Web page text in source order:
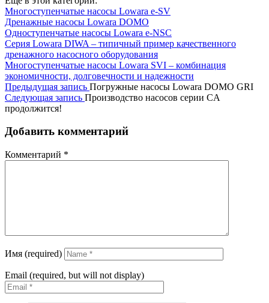
Многоступенчатые насосы Lowara e-SV
Дренажные насосы Lowara DOMO
Одноступенчатые насосы Lowara e-NSC
Серия Lowara DIWA – типичный пример качественного
дренажного насосного оборудования
Многоступенчатые насосы Lowara SVI – комбинация
экономичности, долговечности и надежности
Предыдущая запись Погружные насосы Lowara DOMO GRI
Следующая запись Производство насосов серии CA
продолжится!
Добавить комментарий
Комментарий *
Имя (required)
Email (required, but will not display)